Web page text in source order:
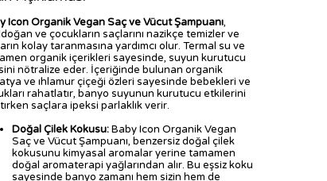
Icon Organik Vegan Saç ve Vücut Şampuanı,
ve çocukların saçlarını nazikçe temizler ve
kolay taranmasına yardımcı olur. Termal su ve
organik içerikleri sayesinde, suyun kurutucu
nötralize eder. İçeriğinde bulunan organik
ve ıhlamur çiçeği özleri sayesinde bebekleri ve
rahatlatır, banyo suyunun kurutucu etkilerini
saçlara ipeksi parlaklık verir.
Doğal Çilek Kokusu:Baby Icon Organik Vegan
Saç ve Vücut Şampuanı, benzersiz doğal çilek
kokusunu kimyasal aromalar yerine tamamen
doğal aromaterapi yağlarından alır. Bu eşsiz koku
sayesinde banyo zamanı hem sizin hem de